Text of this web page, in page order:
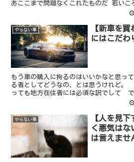
あここまで問題なくこれたものだ 若いこ
数え切れない。 店で寝てしまうのはま
やらない事
【新車を
にはこだわ
もう車の購入に拘るのはいいかなと思っ
る者としてどうなの、とは思うけれど。
っても地方在住者には必須な訳でして
どこに行くにも車は必需品。 車がなけ
やらない事
【人を見
く悪気はな
は言えませ